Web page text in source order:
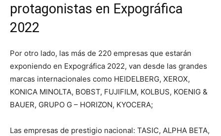
protagonistas en Expográfica
2022
Por otro lado, las más de 220 empresas que estarán
exponiendo en Expográfica 2022, van desde las grandes
marcas internacionales como HEIDELBERG, XEROX,
KONICA MINOLTA, BOBST, FUJIFILM, KOLBUS, KOENIG &
BAUER, GRUPO G – HORIZON, KYOCERA;
Las empresas de prestigio nacional: TASIC, ALPHA BETA,